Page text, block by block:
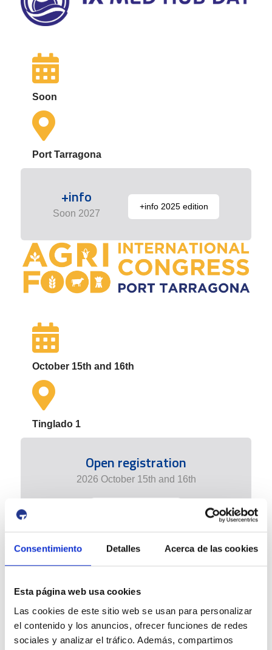
Consentimiento Detalles Acerca de las cookies
Esta página web usa cookies
Las cookies de este sitio web se usan para personalizar
el contenido y los anuncios, ofrecer funciones de redes
sociales y analizar el tráfico. Además, compartimos
Soon
Port Tarragona
+info
Soon 2027
+info 2025 edition
October 15th and 16th
Tinglado 1
Open registration
2026 October 15th and 16th